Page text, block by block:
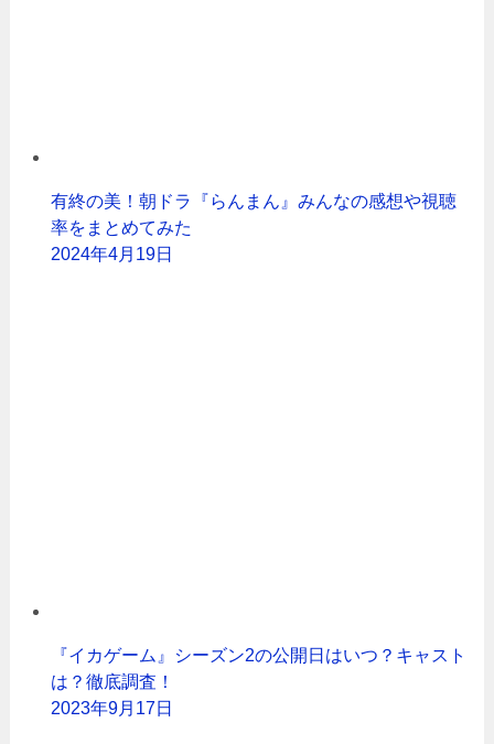
有終の美！朝ドラ『らんまん』みんなの感想や視聴
率をまとめてみた
2024年4月19日
『イカゲーム』シーズン2の公開日はいつ？キャスト
は？徹底調査！
2023年9月17日